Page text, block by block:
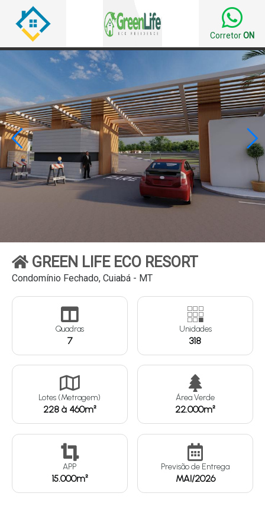
CorretorON
 
GREEN LIFE ECO RESORT
Condomínio Fechado, Cuiabá - MT
Quadras
7
Unidades
318
Lotes (Metragem)
228 à 460m²
Área Verde
22.000m²
APP
15.000m²
Previsão de Entrega
MAI/2026
Continuar